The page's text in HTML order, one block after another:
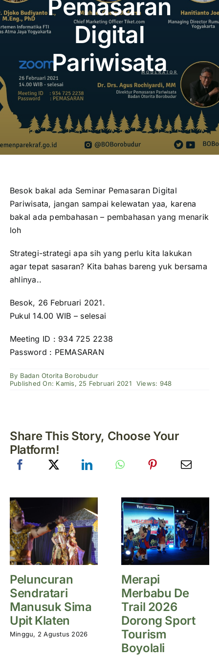
Publikasi
Pemasaran
Digital
Pariwisata
Besok bakal ada Seminar Pemasaran Digital
Pariwisata, jangan sampai kelewatan yaa, karena
bakal ada pembahasan – pembahasan yang menarik
loh
Strategi-strategi apa sih yang perlu kita lakukan
agar tepat sasaran? Kita bahas bareng yuk bersama
ahlinya..
Besok, 26 Februari 2021.
Pukul 14.00 WIB – selesai
Meeting ID : 934 725 2238
Password : PEMASARAN
By Badan Otorita Borobudur
Published On: Kamis, 25 Februari 2021
Views: 948
Share This Story, Choose Your
Platform!
Peluncuran
Sendratari
Manusuk Sima
Upit Klaten
Minggu, 2 Agustus 2026
Merapi
Merbabu De
Trail 2026
Dorong Sport
Tourism
Boyolali